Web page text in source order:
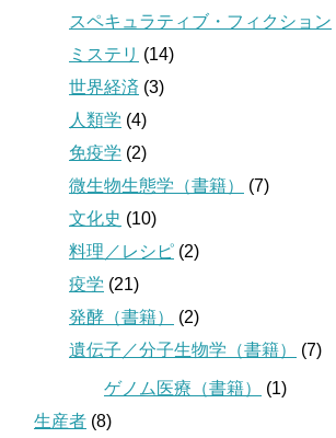
スペキュラティブ・フィクション
ミステリ (14)
世界経済 (3)
人類学 (4)
免疫学 (2)
微生物生態学（書籍）
(7)
文化史 (10)
料理／レシピ (2)
疫学 (21)
発酵（書籍）
(2)
遺伝子／分子生物学（書籍）
(7)
ゲノム医療（書籍）
(1)
生産者 (8)